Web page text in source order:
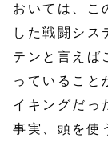
おいては、こ
した戦闘シス
テンと言えば
っていること
イキングだっ
事実、頭を使